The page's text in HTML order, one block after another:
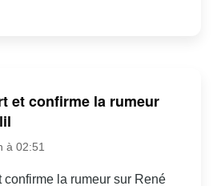
et confirme la rumeur
à 02:51
confirme la rumeur sur René